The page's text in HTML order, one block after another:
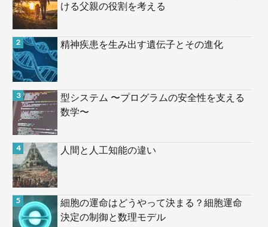
ける父親の役割を考える
精神疾患を生み出す遺伝子とその進化
型システム 〜プログラムの安全性を支える
数学〜
人間と人工知能の違い
細胞の運命はどうやって決まる？細胞運命
決定の制御と数理モデル